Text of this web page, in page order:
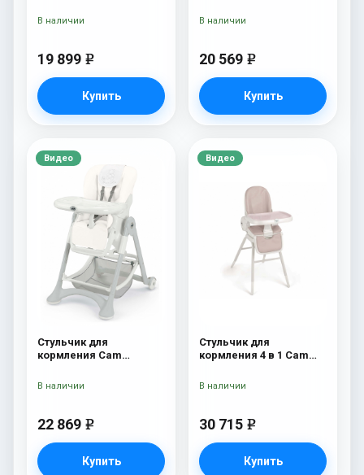
серый
19 899 e
Купить
В наличии
20 569 e
Купить
В наличии
Видео
Стульчик для
кормления Cam
Leatherette
22 869 e
Купить
В наличии
Видео
Стульчик для
кормления 4 в 1 Cam
30 715 e
Купить
В наличии